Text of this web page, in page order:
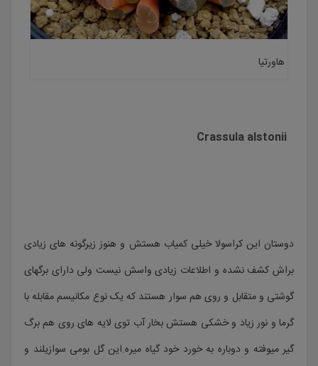
هاورتیا
Crassula alstonii
دوستان این کراسولا خیلی کمیاب هستش و هنوز زیرگونه های زیادی
براش کشف نشده و اطلاعات زیادی واسش نیست ولی دارای برگهای
گوشتی و متقابل و روی هم سوار هستند که یک نوع مکانیسم مقابله با
گرما و نور زیاد و خشکی هستش بخار آب توی لایه های روی هم برگ
گیر میوفته و دوباره به خورد خود گیاه میره.این گل بومی سوازیلند و